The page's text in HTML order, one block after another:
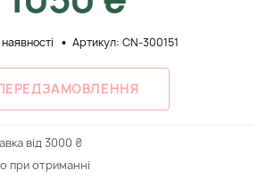
Артикул: CN-300151
від 3000 ₴
при отриманні